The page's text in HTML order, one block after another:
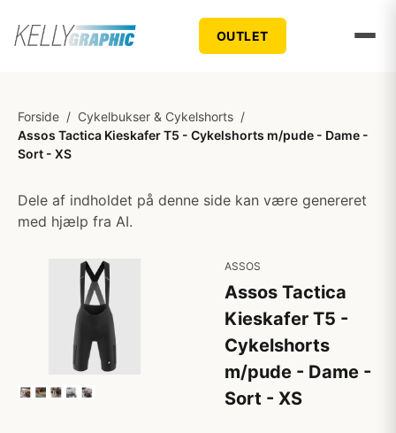
OUTLET
Forside / Cykelbukser & Cykelshorts /
Assos Tactica Kieskafer T5 - Cykelshorts m/pude - Dame -
Sort - XS
Dele af indholdet på denne side kan være genereret
med hjælp fra AI.
ASSOS
Assos Tactica
Kieskafer T5 -
Cykelshorts
m/pude - Dame -
Sort - XS